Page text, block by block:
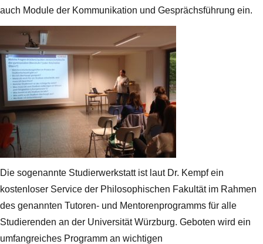
auch Module der Kommunikation und Gesprächsführung ein.
Die sogenannte Studierwerkstatt ist laut Dr. Kempf ein
kostenloser Service der Philosophischen Fakultät im Rahmen
des genannten Tutoren- und Mentorenprogramms für alle
Studierenden an der Universität Würzburg. Geboten wird ein
umfangreiches Programm an wichtigen